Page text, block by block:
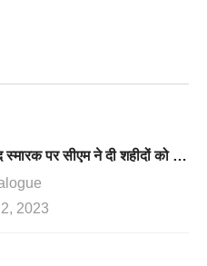
रामपुर तिराहा शहीद स्मारक पर सीएम ने दी शहीदों को श्रद्धांजलि, आंदोलनकारियों को उद्योगों में मिलेगी नौकरी
2023